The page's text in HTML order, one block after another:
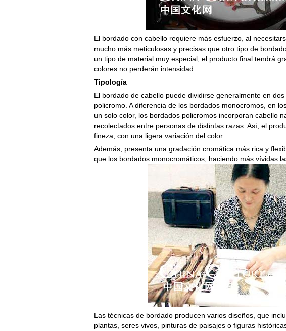
El bordado con cabello requiere más esfuerzo, al
mucho más meticulosas y precisas que otro tipo de
un tipo de material muy especial, el producto final tendrá
colores no perderán intensidad.
Tipología
El bordado de cabello puede dividirse generalmente en
policromo. A diferencia de los bordados monocromos, en
un solo color, los bordados policromos incorporan cabello
recolectados entre personas de distintas razas. Así, el
fineza, con una ligera variación del color.
Además, presenta una gradación cromática más rica y
que los bordados monocromáticos, haciendo más vívidas
Las técnicas de bordado producen varios diseños, que
plantas, seres vivos, pinturas de paisajes o figuras